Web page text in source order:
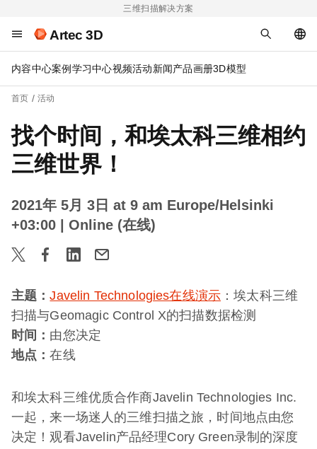
三维扫描解决方案
Artec 3D
内容中心案例 学习中心视频活动新闻产品画册3D模型
首页 活动
找个时间，和埃太科三维相约
三维世界！
2021年 5月 3日 at 9 am Europe/Helsinki
+03:00
| Online (在线)
主题：Javelin Technologies在线演示 ：埃太科三维
扫描与Geomagic Control X的扫描数据检测
时间： 由您决定
地点：在线
和埃太科三维优质合作商Javelin Technologies Inc.
一起，来一场迷人的三维扫描之旅，时间地点由您
决定！观看Javelin产品经理Cory Green录制的深度